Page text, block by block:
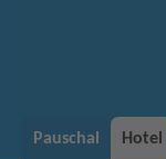
Pauschal Hotel